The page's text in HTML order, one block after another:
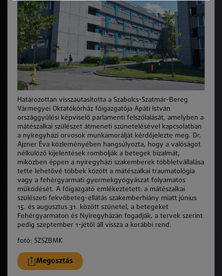
Határozottan visszautasította a Szabolcs-Szatmár-Bereg
Vármegyei Oktatókórház főigazgatója Apáti István
országgyűlési képviselő parlamenti felszólalását, amelyben a
mátészalkai szülészet átmeneti szünetelésével kapcsolatban
a nyíregyházi orvosok munkamorálját kérdőjelezte meg. Dr.
Ajzner Éva közleményében hangsúlyozta, hogy a valóságot
nélkülöző kijelentések rombolják a betegek bizalmát,
miközben éppen a nyíregyházi szakemberek többletvállalása
tette lehetővé többek között a mátészalkai traumatológia
vagy a fehérgyarmati gyermekgyógyászat folyamatos
működését. A főigazgató emlékeztetett: a mátészalkai
szülészeti fekvőbeteg-ellátás szakemberhiány miatt június
15. és augusztus 31. között szünetel, a betegeket
Fehérgyarmaton és Nyíregyházán fogadják, a tervek szerint
pedig szeptember 1-jétől áll vissza a korábbi rend.
fotó: SZSZBMK
Megosztás